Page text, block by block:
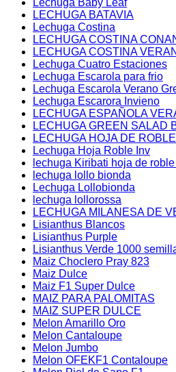
LECHUGA BATAVIA
Lechuga Costina
LECHUGA COSTINA
LECHUGA COSTINA
Lechuga Cuatro Estaciones
Lechuga Escarola para frio
Lechuga Escarola Verano
Lechuga Escarora Invieno
LECHUGA ESPAÑOLA
LECHUGA GREEN SALAD
LECHUGA HOJA DE
Lechuga Hoja Roble Inv
lechuga Kiribati hoja de
lechuga lollo bionda
Lechuga Lollobionda
lechuga lollorossa
LECHUGA MILANESA DE
Lisianthus Blancos
Lisianthus Purple
Lisianthus Verde 1000
Maiz Choclero Pray 823
Maiz Dulce
Maiz F1 Super Dulce
MAIZ PARA PALOMITAS
MAIZ SUPER DULCE
Melon Amarillo Oro
Melon Cantaloupe
Melon Jumbo
Melon OFEKF1 Contaloupe